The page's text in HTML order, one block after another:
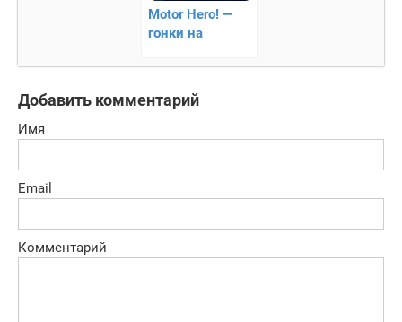
Motor Hero! —
гонки на
Добавить комментарий
Имя
Email
Комментарий